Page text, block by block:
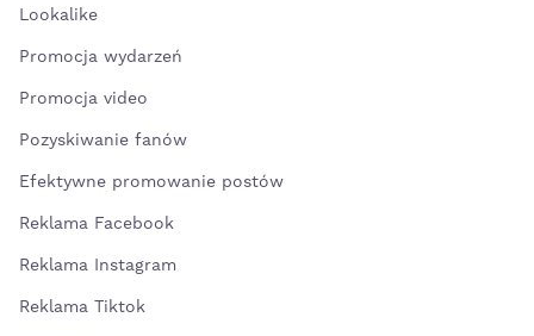
Lookalike
Promocja wydarzeń
Promocja video
Pozyskiwanie fanów
Efektywne promowanie postów
Reklama Facebook
Reklama Instagram
Reklama Tiktok